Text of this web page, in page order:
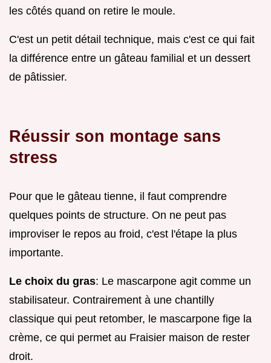
les côtés quand on retire le moule.
C'est un petit détail technique, mais c'est ce qui fait
la différence entre un gâteau familial et un dessert
de pâtissier.
Réussir son montage sans
stress
Pour que le gâteau tienne, il faut comprendre
quelques points de structure. On ne peut pas
improviser le repos au froid, c'est l'étape la plus
importante.
Le choix du gras: Le mascarpone agit comme un
stabilisateur. Contrairement à une chantilly
classique qui peut retomber, le mascarpone fige la
crème, ce qui permet au Fraisier maison de rester
droit.